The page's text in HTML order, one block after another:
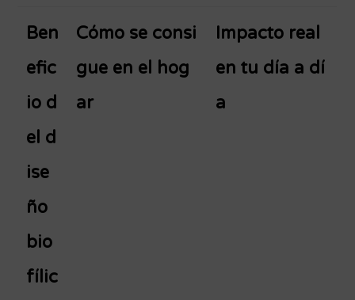
Ben
efic
io d
el d
ise
ño
bio
fílic
Cómo se consi
gue en el hog
ar
Impacto real
en tu día a dí
a